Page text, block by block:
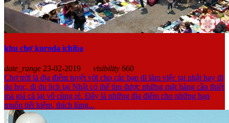
khu chợ kuroda ichiba
date_range 23-02-2019 visibility 660
Chợ trời là địa điểm tuyệt vời cho các bạn đi làm việc tại nhật hay đi
du học, đi du lịch tại Nhật có thể tìm được những mặt hàng cần thiết
mà giá cả lại vô cùng rẻ. Đây là những địa điểm cho những bạn
muốn tiết kiệm, thích lùng...